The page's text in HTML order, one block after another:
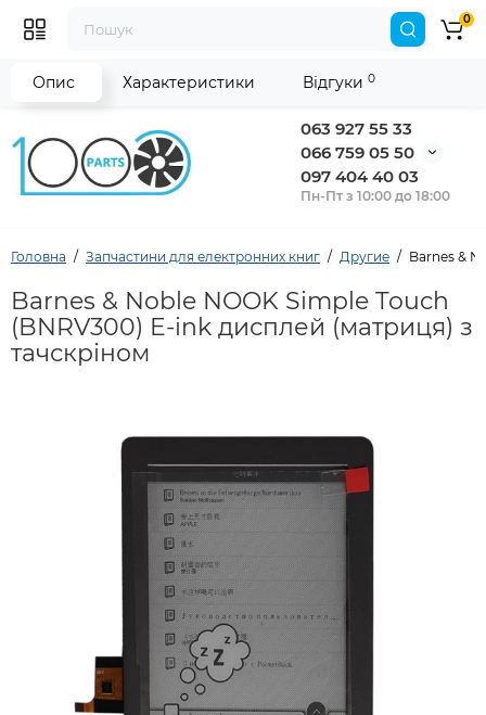
063 927 55 33
066 759 05 50
097 404 40 03
Пн-Пт з 10:00 до 18:00
0
Головна Запчастини для електронних книг Другие Barnes &
Barnes & Noble NOOK Simple Touch
(BNRV300) E-ink дисплей (матриця) з
тачскріном
Опис Характеристики Відгуки 0